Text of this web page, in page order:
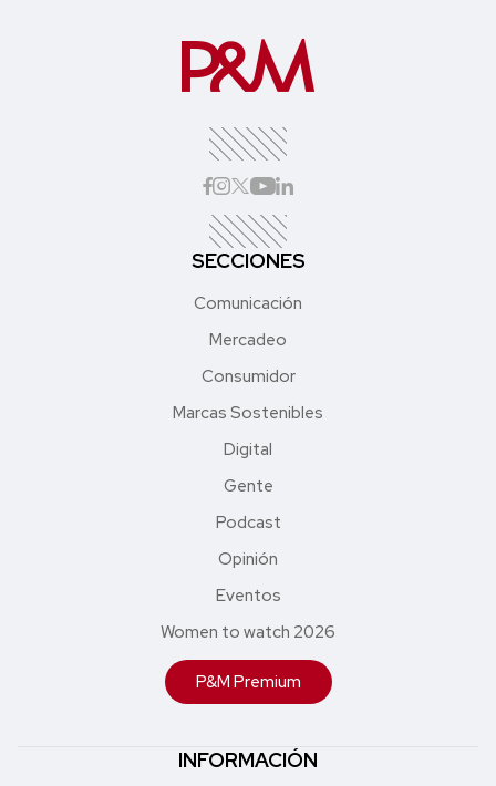
SECCIONES
Comunicación
Mercadeo
Consumidor
Marcas Sostenibles
Digital
Gente
Podcast
Opinión
Eventos
Women to watch 2026
P&M Premium
INFORMACIÓN